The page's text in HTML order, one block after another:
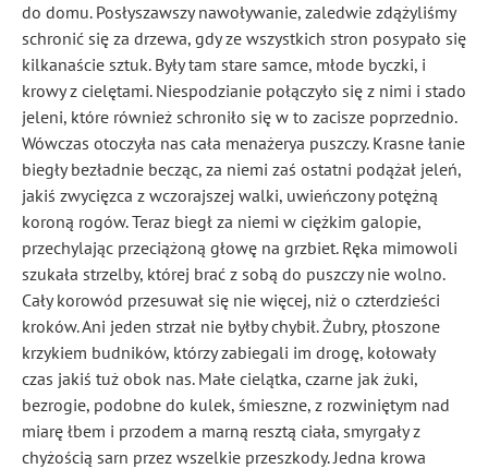
do domu. Posłyszawszy nawoływanie, zaledwie zdążyliśmy
schronić się za drzewa, gdy ze wszystkich stron posypało się
kilkanaście sztuk. Były tam stare samce, młode byczki, i
krowy z cielętami. Niespodzianie połączyło się z nimi i stado
jeleni, które również schroniło się w to zacisze poprzednio.
Wówczas otoczyła nas cała menażerya puszczy. Krasne łanie
biegły bezładnie becząc, za niemi zaś ostatni podążał jeleń,
jakiś zwycięzca z wczorajszej walki, uwieńczony potężną
koroną rogów. Teraz biegł za niemi w ciężkim galopie,
przechylając przeciążoną głowę na grzbiet. Ręka mimowoli
szukała strzelby, której brać z sobą do puszczy nie wolno.
Cały korowód przesuwał się nie więcej, niż o czterdzieści
kroków. Ani jeden strzał nie byłby chybił. Żubry, płoszone
krzykiem budników, którzy zabiegali im drogę, kołowały
czas jakiś tuż obok nas. Małe cielątka, czarne jak żuki,
bezrogie, podobne do kulek, śmieszne, z rozwiniętym nad
miarę łbem i przodem a marną resztą ciała, smyrgały z
chyżością sarn przez wszelkie przeszkody. Jedna krowa